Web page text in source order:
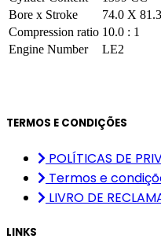
Bore x Stroke
74.0 X
Compression ratio 10.0 : 1
Engine Number
LE2
TERMOS E CONDIÇÕES
POLÍTICAS DE
Termos e
LIVRO DE
LINKS